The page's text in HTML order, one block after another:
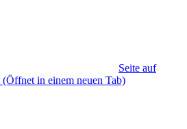
Seite auf
(Öffnet in einem neuen Tab)